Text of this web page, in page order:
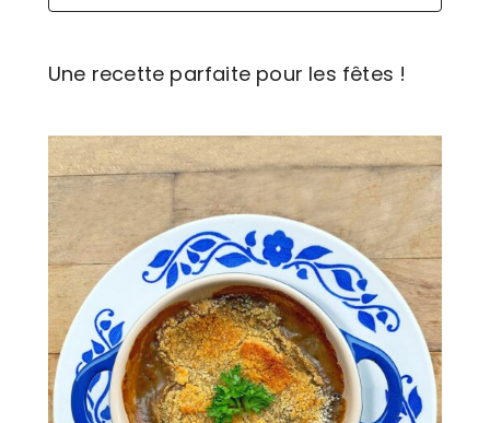
Une recette parfaite pour les fêtes !